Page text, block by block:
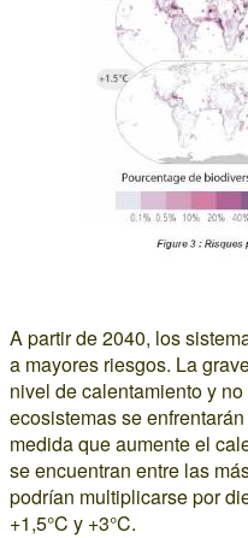
A partir de 2040, los
a mayores riesgos. La
nivel de calentamiento y
ecosistemas se
medida que aumente el
se encuentran entre las
podrían multiplicarse por
+1,5°C y +3°C.